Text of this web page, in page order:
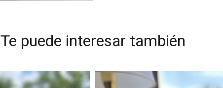
Te puede interesar también